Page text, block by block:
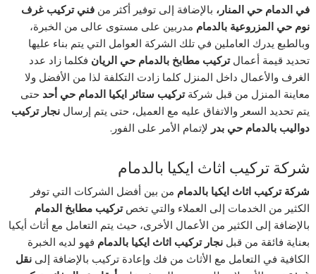
في الدمام حي المنار، بالإضافة إلى توفير أكثر منفني تركيب غرف
نوم حي المزروعية بالدمام مدربين على مستوى عالى من الخبرة،
وبالطبع يدرك العاملين في تلك الشركة العوامل التي يتم بناء عليها
تحديد قيمة أعمالتركيب مطابخ بالدمام حي الريان فكلما زاد عدد
الغرف والأعمال داخل المنزل كلما زادت التكلفة لذا من الأفضل ولا
معاينة المنزل من قبل شركةتركيب ستائر ايكيا الدمام حي أحد حتى
يتم تحديد السعر والاتفاق عليه مع العميل، حتى يتم إرسالنجار تركيب
دواليب بالدمام حي بدر لإتمام الأمر على الفور.
شركة تركيب اثاث ايكيا بالدمام
شركة تركيب اثاث ايكيا بالدمام من بين أفضل الشركات التي توفر
الكثير من الخدمات إلى العملاء والتي تخصتركيب مطابخ الدمام
بالإضافة إلى الكثير من الأعمال الأخرى، حيث يتم التعامل مع أثاث أيكيا
بعناية فائقة من قبلنجار تركيب اثاث ايكيا بالدمام فهو لديه الخبرة
الكافية في التعامل مع الأثاث من فك وإعادة تركيب بالإضافة إلىنقل